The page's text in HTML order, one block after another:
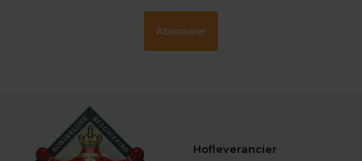
Abonneer
Hofleverancier